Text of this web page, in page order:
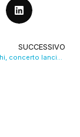
SUCCESSIVO
Festival Respighi, concerto lancio in Piazza Maggiore. VIDEO